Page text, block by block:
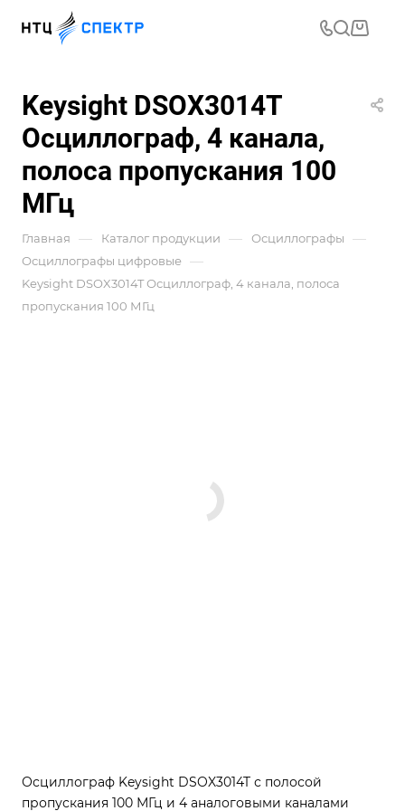
Keysight DSOX3014T
Осциллограф, 4 канала,
полоса пропускания 100
МГц
Главная — Каталог продукции — Осциллографы —
Осциллографы цифровые —
Keysight DSOX3014T Осциллограф, 4 канала, полоса
пропускания 100 МГц
Осциллограф Keysight DSOX3014T с полосой
пропускания 100 МГц и 4 аналоговыми каналами